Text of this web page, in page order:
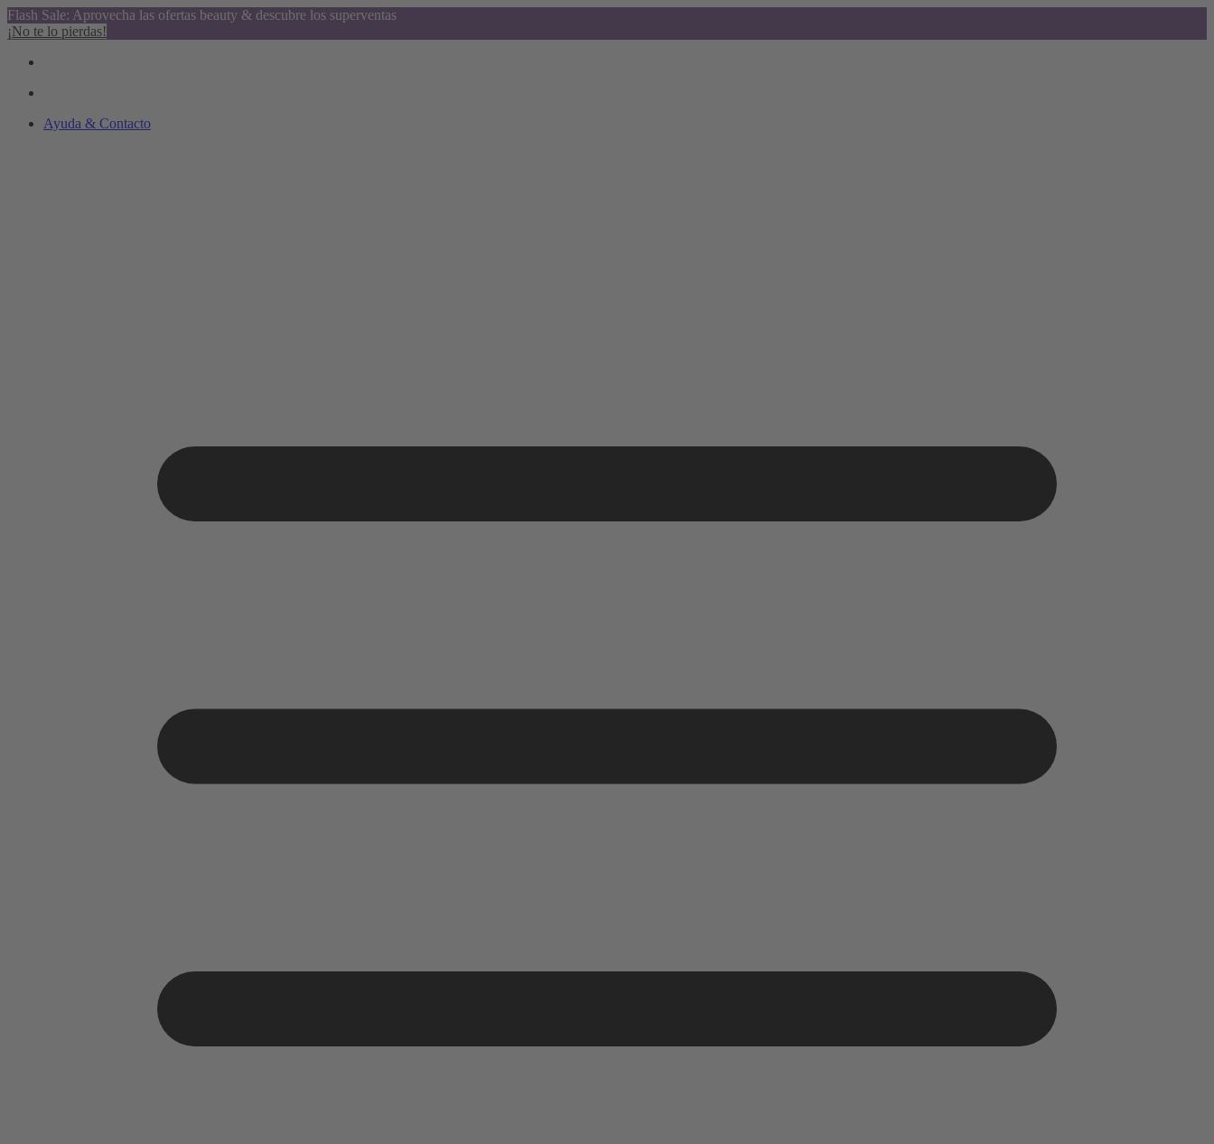
Flash Sale: Aprovecha las ofertas beauty & descubre los superventas
¡No te lo pierdas!
Ayuda & Contacto